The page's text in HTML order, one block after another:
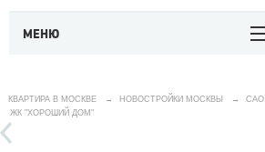
МЕНЮ
КВАРТИРА В МОСКВЕ → НОВОСТРОЙКИ МОСКВЫ → САО
ЖК "ХОРОШИЙ ДОМ"